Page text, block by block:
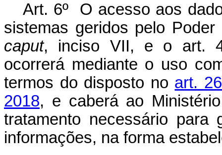
Art. 6º O acesso aos
sistemas geridos pelo
caput, inciso VII, e o art.
ocorrerá mediante o uso
termos do disposto no art.
2018, e caberá ao
tratamento necessário
informações, na forma